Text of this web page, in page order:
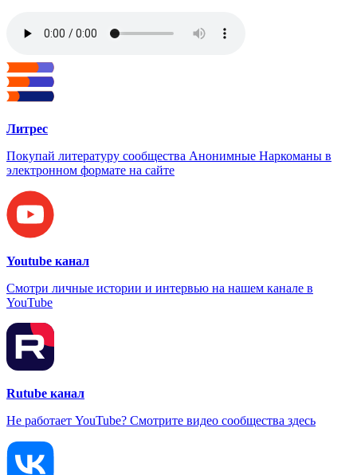
Литрес
Покупай литературу сообщества Анонимные Наркоманы в
электронном формате на сайте
Youtube канал
Смотри личные истории и интервью на нашем канале в
YouTube
Rutube канал
Не работает YouTube? Смотрите видео сообщества здесь